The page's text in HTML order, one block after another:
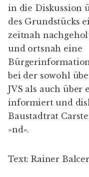
in die Diskussion
des Grundstücks
zeitnah
und ortsnah eine
bei der sowohl
JVS als auch über
informiert und
Baustadtrat
»nd«.
Text: Rainer